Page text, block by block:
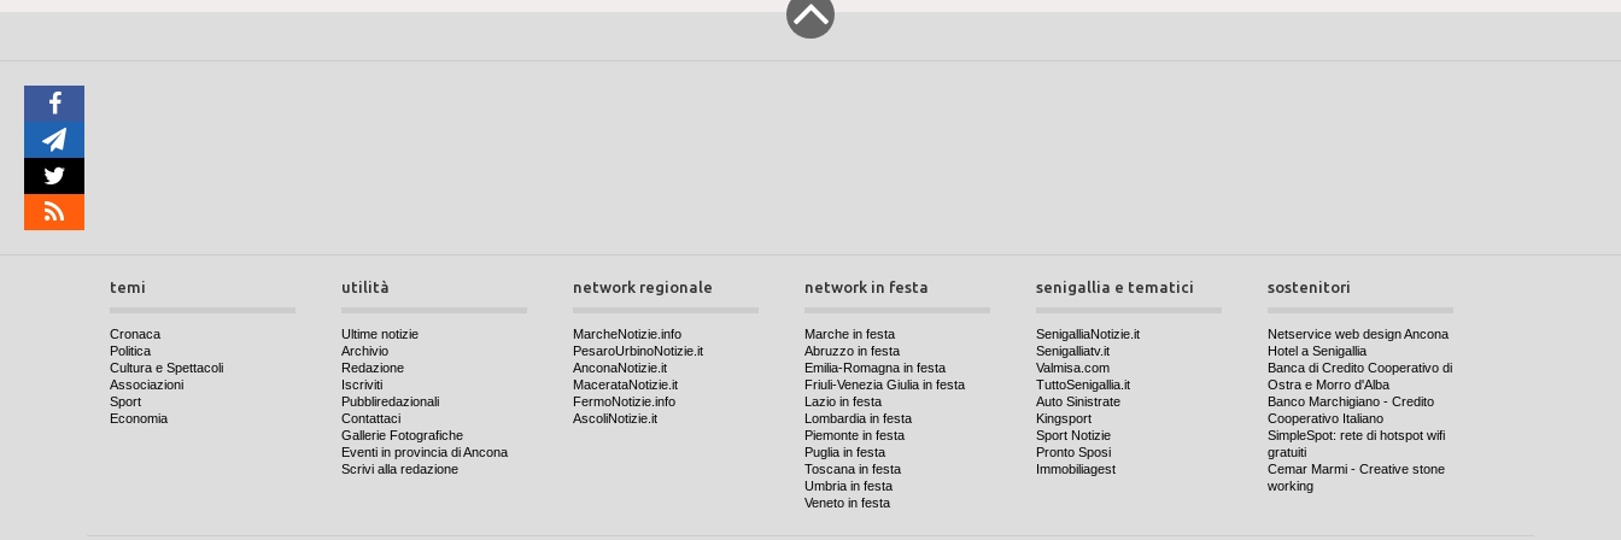
temi
Cronaca
Politica
Cultura e Spettacoli
Associazioni
Sport
Economia
utilità
Ultime notizie
Archivio
Redazione
Iscriviti
Pubbliredazionali
Contattaci
Gallerie Fotografiche
Eventi in provincia di Ancona
Scrivi alla redazione
network regionale
MarcheNotizie.info
PesaroUrbinoNotizie.it
AnconaNotizie.it
MacerataNotizie.it
FermoNotizie.info
AscoliNotizie.it
network in festa
Marche in festa
Abruzzo in festa
Emilia-Romagna in festa
Friuli-Venezia Giulia in festa
Lazio in festa
Lombardia in festa
Piemonte in festa
Puglia in festa
Toscana in festa
Umbria in festa
Veneto in festa
senigallia e tematici
SenigalliaNotizie.it
Senigalliatv.it
Valmisa.com
TuttoSenigallia.it
Auto Sinistrate
Kingsport
Sport Notizie
Pronto Sposi
Immobiliagest
sostenitori
Netservice web design Ancona
Hotel a Senigallia
Banca di Credito Cooperativo di
Ostra e Morro d'Alba
Banco Marchigiano - Credito
Cooperativo Italiano
SimpleSpot: rete di hotspot wifi
gratuiti
Cemar Marmi - Creative stone
working